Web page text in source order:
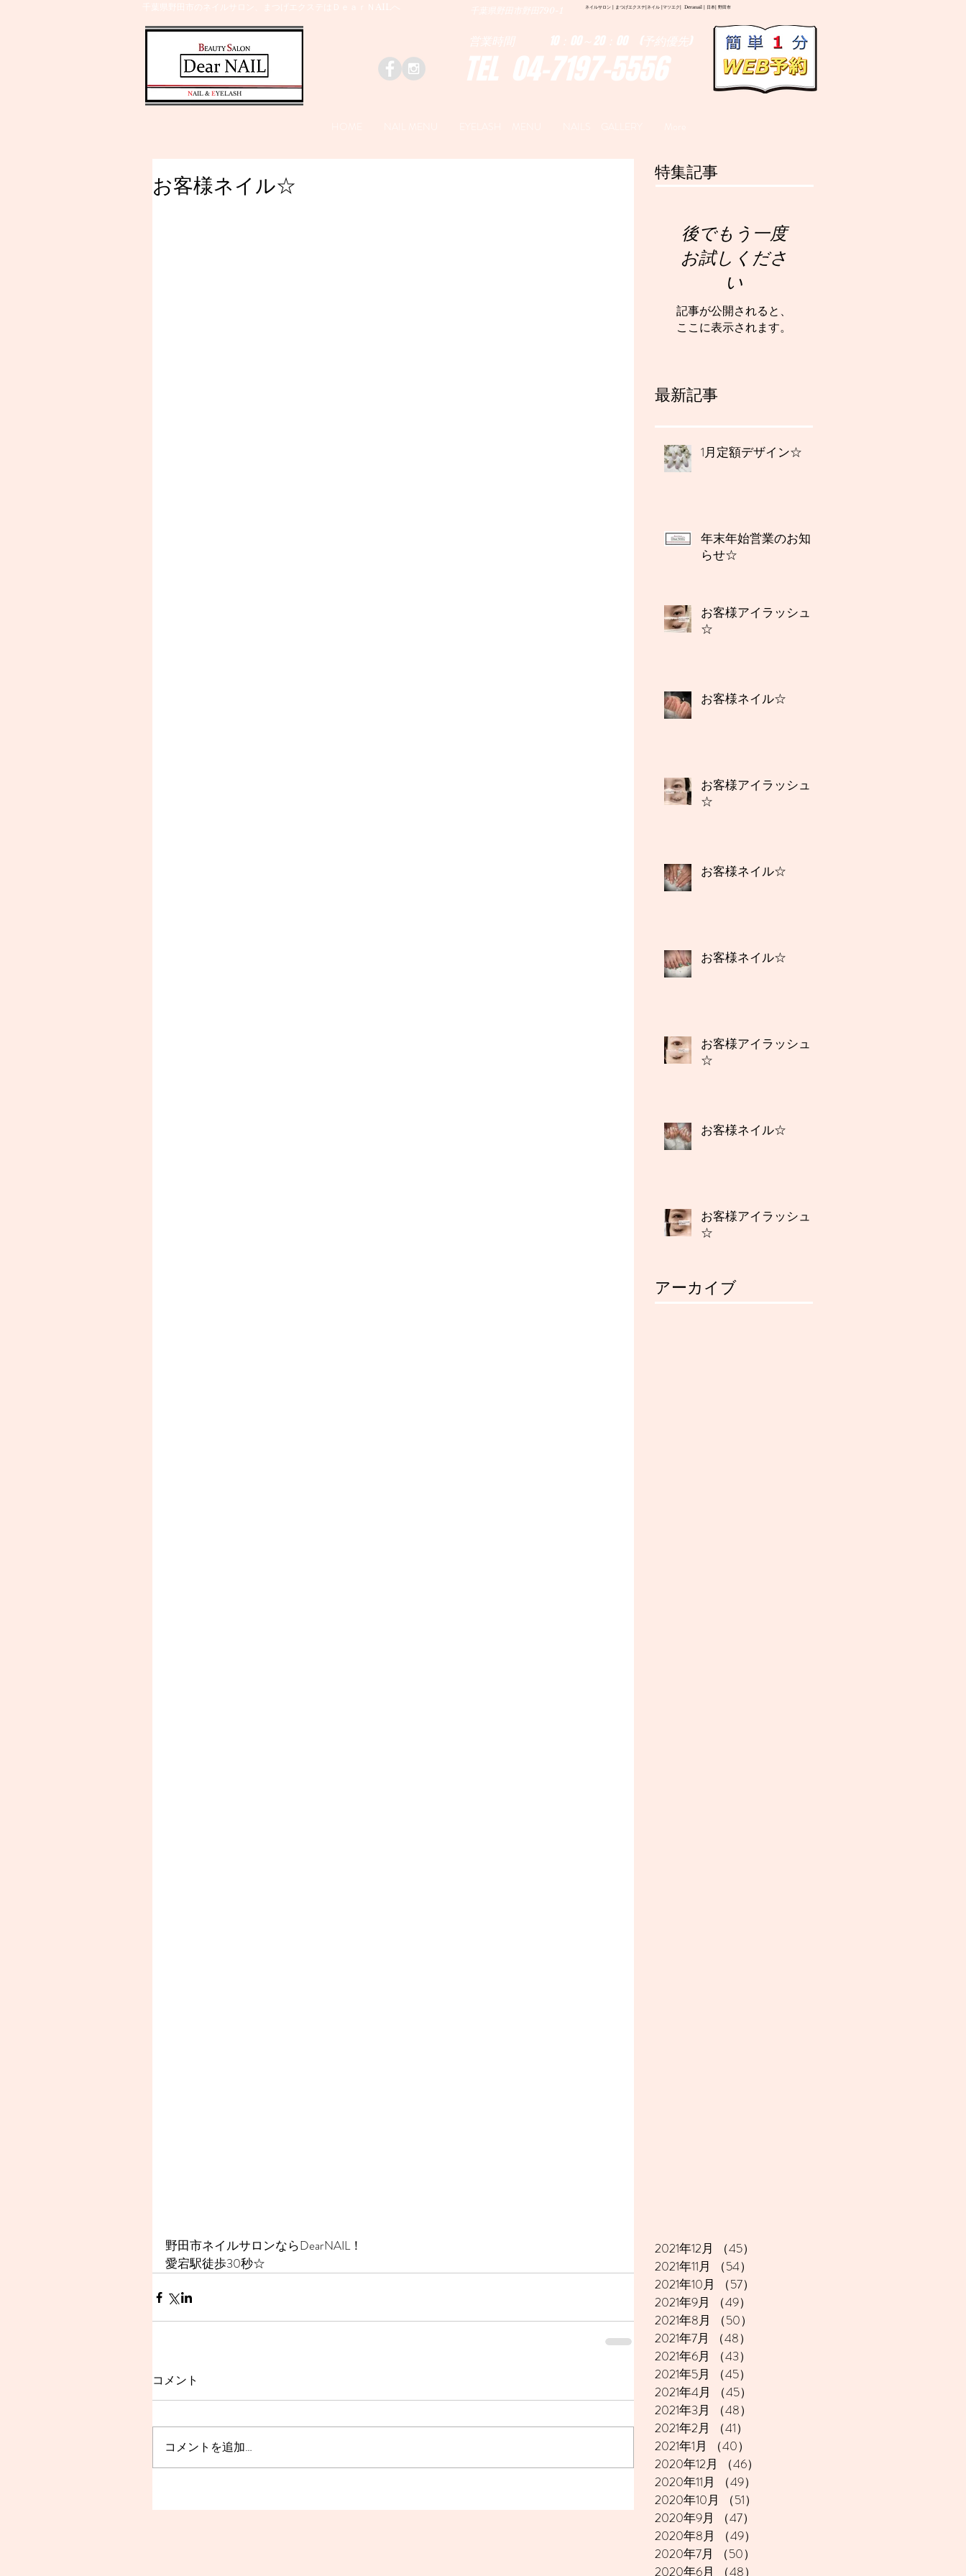
千葉県野田市のネイルサロン、まつげエクステはＤｅａｒＮAILへ ネイルサロン | まつげエクステ|ネイル |マツエク| Deranail | 日本| 野田市
千葉県野田市野田790-1
​NAIL & EYELASH
TEL 04-7197-5556
営業時間 10：00～20：00 (予約優先)
お客様ネイル☆
野田市ネイルサロンならDearNAIL！
愛宕駅徒歩30秒☆
コメント
コメントを追加…
特集記事
後でもう一度
お試しくださ
い
記事が公開されると、
ここに表示されます。
最新記事
1月定額デザイン☆
年末年始営業のお知
らせ☆
お客様アイラッシュ
☆
お客様ネイル☆
お客様アイラッシュ
☆
お客様ネイル☆
お客様ネイル☆
お客様アイラッシュ
☆
お客様ネイル☆
お客様アイラッシュ
☆
アーカイブ
2021年12月 （45）
2021年11月
（54）
2021年10月
（57）
2021年9月
（49）
2021年8月
（50）
2021年7月
（48）
2021年6月
（43）
2021年5月
（45）
2021年4月
（45）
2021年3月
（48）
2021年2月
（41）
2021年1月
（40）
2020年12月
（46）
2020年11月
（49）
2020年10月
（51）
2020年9月
（47）
2020年8月
（49）
2020年7月
（50）
2020年6月
（48）